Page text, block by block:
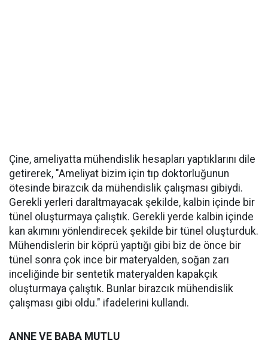
Çine, ameliyatta mühendislik hesapları yaptıklarını dile
getirerek, "Ameliyat bizim için tıp doktorluğunun
ötesinde birazcık da mühendislik çalışması gibiydi.
Gerekli yerleri daraltmayacak şekilde, kalbin içinde bir
tünel oluşturmaya çalıştık. Gerekli yerde kalbin içinde
kan akımını yönlendirecek şekilde bir tünel oluşturduk.
Mühendislerin bir köprü yaptığı gibi biz de önce bir
tünel sonra çok ince bir materyalden, soğan zarı
inceliğinde bir sentetik materyalden kapakçık
oluşturmaya çalıştık. Bunlar birazcık mühendislik
çalışması gibi oldu." ifadelerini kullandı.
ANNE VE BABA MUTLU